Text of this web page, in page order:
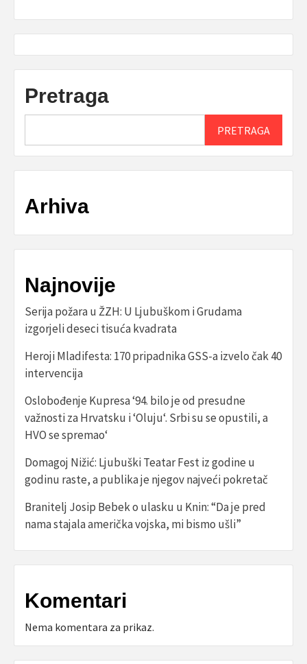
Pretraga
PRETRAGA
Arhiva
Najnovije
Serija požara u ŽZH: U Ljubuškom i Grudama
izgorjeli deseci tisuća kvadrata
Heroji Mladifesta: 170 pripadnika GSS-a izvelo čak 40
intervencija
Oslobođenje Kupresa ‘94. bilo je od presudne
važnosti za Hrvatsku i ‘Oluju‘. Srbi su se opustili, a
HVO se spremao‘
Domagoj Nižić: Ljubuški Teatar Fest iz godine u
godinu raste, a publika je njegov najveći pokretač
Branitelj Josip Bebek o ulasku u Knin: “Da je pred
nama stajala američka vojska, mi bismo ušli”
Komentari
Nema komentara za prikaz.